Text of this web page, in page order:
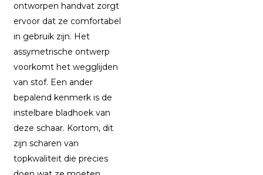
ontworpen handvat zorgt
ervoor dat ze comfortabel
in gebruik zijn. Het
assymetrische ontwerp
voorkomt het wegglijden
van stof. Een ander
bepalend kenmerk is de
instelbare bladhoek van
deze schaar. Kortom, dit
zijn scharen van
topkwaliteit die precies